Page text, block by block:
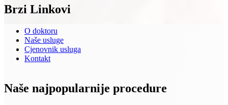
Brzi Linkovi
O doktoru
Naše usluge
Cjenovnik usluga
Kontakt
Naše najpopularnije procedure